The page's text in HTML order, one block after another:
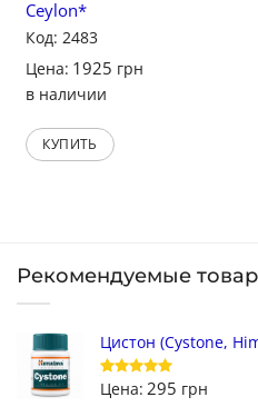
Ceylon*
Код: 2483
Цена: 1925 грн
в наличии
КУПИТЬ
Рекомендуемые
Цистон (Cystone,
Оценка5
из 5
Цена: 295 грн